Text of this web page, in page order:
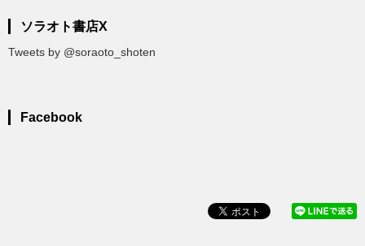
ソラオト書店X
Tweets by @soraoto_shoten
Facebook